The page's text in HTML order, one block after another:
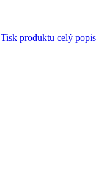
Tisk produktu celý popis